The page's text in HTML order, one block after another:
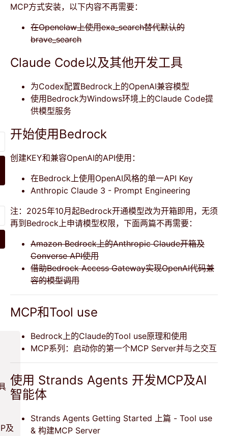
及
MCP方式安装，以下内容不再需要：
在Openclaw上使用exa_search替代默认的
brave_search
Claude Code以及其他开发工具
为Codex配置Bedrock上的OpenAI兼容模型
使用Bedrock为Windows环境上的Claude Code提
供模型服务
开始使用Bedrock
创建KEY和兼容OpenAI的API使用：
在Bedrock上使用OpenAI风格的单一API Key
Anthropic Claude 3 - Prompt Engineering
注：2025年10月起Bedrock开通模型改为开箱即用，无须
再到Bedrock上申请模型权限，下面两篇不再需要：
Amazon Bedrock上的Anthropic Claude开箱及
Converse API使用
借助Bedrock Access Gateway实现OpenAI代码兼
容的模型调用
MCP和Tool use
Bedrock上的Claude的Tool use原理和使用
MCP系列：启动你的第一个MCP Server并与之交互
使用 Strands Agents 开发MCP及AI
智能体
Strands Agents Getting Started 上篇 - Tool use
& 构建MCP Server